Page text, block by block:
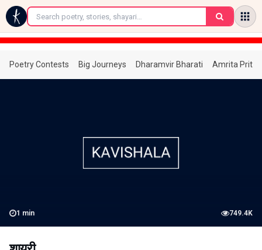
←
Poetry Contests Big Journeys Dharamvir Bharati Amrita
1 min 749.4K